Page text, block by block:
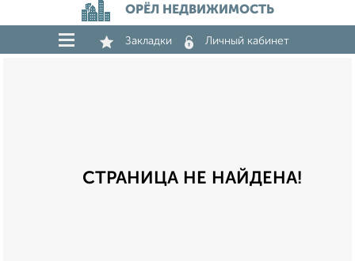
ОРЁЛ НЕДВИЖИМОСТЬ
Закладки Личный кабинет
СТРАНИЦА НЕ НАЙДЕНА!